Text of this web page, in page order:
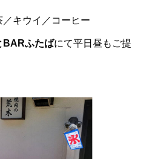
キウイ／コーヒー
BARふたばにて平日昼もご提